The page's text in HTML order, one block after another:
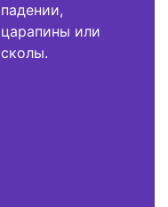
падении,
царапины или
сколы.